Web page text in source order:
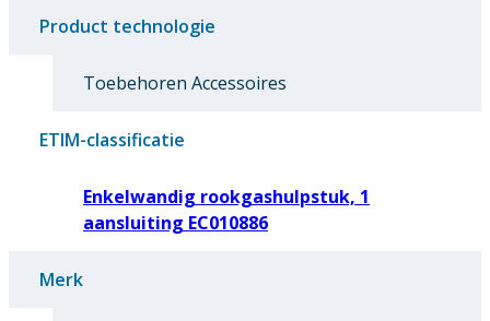
Product technologie
Toebehoren Accessoires
ETIM-classificatie
Enkelwandig rookgashulpstuk, 1
aansluiting EC010886
Merk